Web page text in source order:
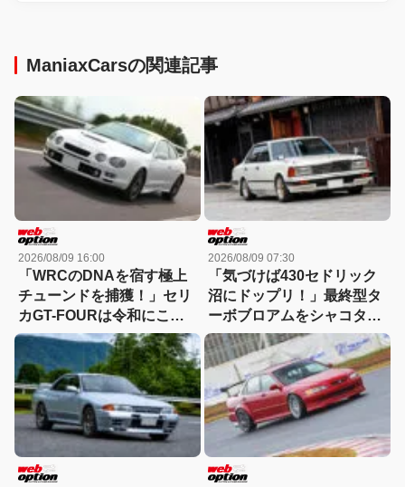
ManiaxCarsの関連記事
2026/08/09 16:00
「WRCのDNAを宿す極上
チューンドを捕獲！」セリ
カGT-FOURは令和にこそ
刺さる逸材だ
2026/08/09 07:30
「気づけば430セドリック
沼にドップリ！」最終型タ
ーボブロアムをシャコタン
で愛し抜く男の物語